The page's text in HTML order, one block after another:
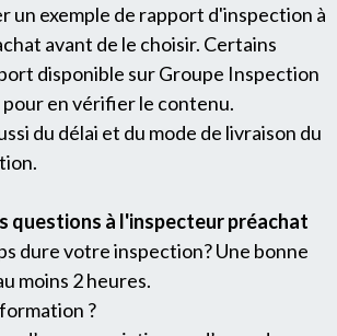
un exemple de rapport d'inspection à
avant de le choisir. Certains
disponible sur Groupe Inspection
en vérifier le contenu.
du délai et du mode de livraison du
questions à l'inspecteur préachat
dure votre inspection? Une bonne
moins 2 heures.
?